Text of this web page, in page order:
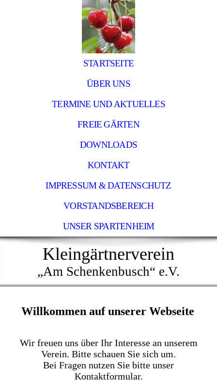
STARTSEITE
ÜBER UNS
TERMINE UND AKTUELLES
FREIE GÄRTEN
DOWNLOADS
KONTAKT
IMPRESSUM & DATENSCHUTZ
VORSTANDSBEREICH
UNSER SPARTENHEIM
Kleingärtnerverein
„Am Schenkenbusch“ e.V.
Willkommen auf unserer Webseite
Wir freuen uns über Ihr Interesse an unserem
Verein. Bitte schauen Sie sich um.
Bei Fragen nutzen Sie bitte unser
Kontaktformular.